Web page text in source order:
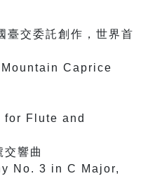
臺交委託創作，世界首
Caprice
Flute and
響曲
No. 3 in C Major,